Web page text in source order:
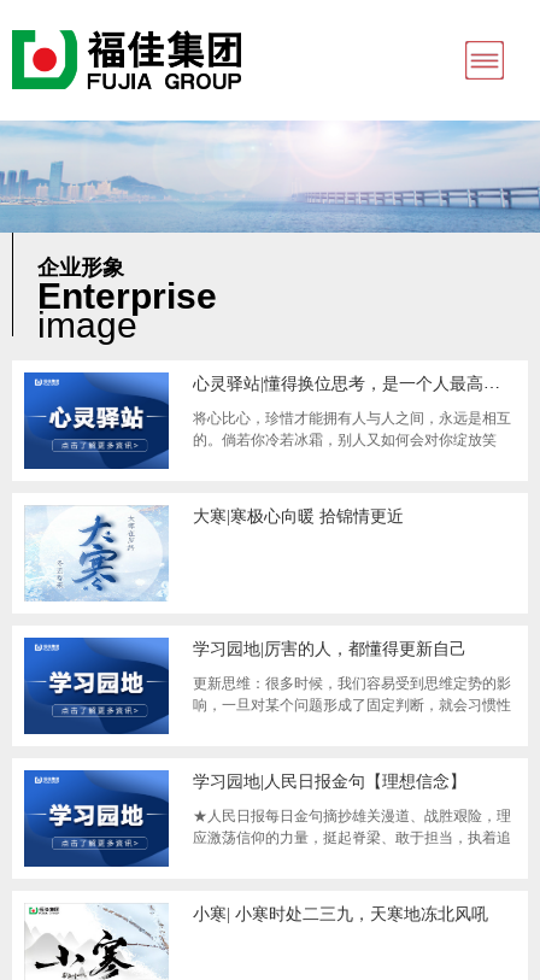
企业形象
Enterprise
image
心灵驿站|懂得换位思考，是一个人最高级的修养
将心比心，珍惜才能拥有人与人之间，永远是相互
的。倘若你冷若冰霜，别人又如何会对你绽放笑
大寒|寒极心向暖 拾锦情更近
学习园地|厉害的人，都懂得更新自己
更新思维：很多时候，我们容易受到思维定势的影
响，一旦对某个问题形成了固定判断，就会习惯性
学习园地|人民日报金句【理想信念】
★人民日报每日金句摘抄雄关漫道、战胜艰险，理
应激荡信仰的力量，挺起脊梁、敢于担当，执着追
小寒| 小寒时处二三九，天寒地冻北风吼